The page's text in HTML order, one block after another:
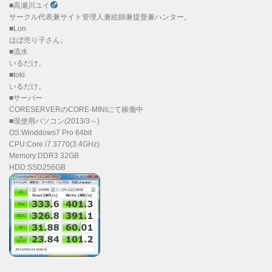
■高瀬川ユイ
サークル代表兼サイト管理人兼絵師兼提督兼ハンター。
■Lon
ほぼ売り子さん。
■流水
いるだけ。
■toki
いるだけ。
■サーバー
CORESERVERのCORE-MINIにて稼働中
■現使用パソコン(2013/3～)
OS:Winddows7 Pro 64bit
CPU:Core i7 3770(3.4GHz)
Memory:DDR3 32GB
HDD:SSD256GB